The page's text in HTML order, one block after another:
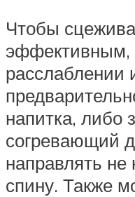
Чтобы
эффективным,
расслаблении
напитка, либо
согревающий
направлять
спину. Также